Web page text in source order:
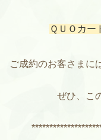
ＱＵＯカー
ご成約のお客さま
ぜひ、こ